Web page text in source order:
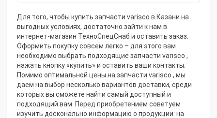
Для того, чтобы купить запчасти varisco в Казани на
выгодных условиях, достаточно зайти к нам в
интернет-магазин ТехноСпецСнаб и оставить заказ.
Оформить покупку совсем легко – для этого вам
необходимо выбрать подходящие запчасти varisco ,
нажать кнопку «купить» и оставить ваши контакты.
Помимо оптимальной цены на запчасти varisco , мы
даем на выбор несколько вариантов доставки, среди
которых вы сможете найти самый доступный и
подходящий вам. Перед приобретением советуем
изучить досконально информацию о продукции: на